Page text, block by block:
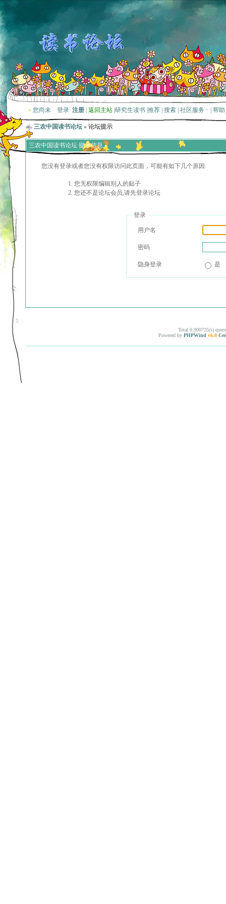
» 您尚未 登录 注册 返回主站 研究生读书 推荐 搜索 社区服务 帮助
三农中国读书论坛 » 论坛提示
三农中国读书论坛 提示信息
您没有登录或者您没有权限访问此页面，可能有如下几个原因:
您无权限编辑别人的贴子
您还不是论坛会员,请先登录论坛
登录
用户名
密码
隐身登录 是
Total 0.900725(s)
Powered by PHPWind v6.0